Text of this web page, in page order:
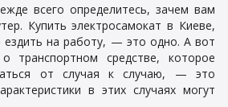
всего определитесь, зачем вам
Купить электросамокат в Киеве,
на работу, — это одно. А вот
транспортном средстве, которое
от случая к случаю, — это
в этих случаях могут